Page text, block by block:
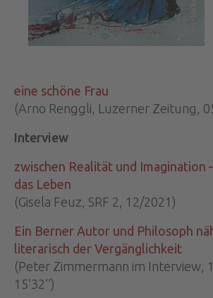
eine schöne Frau
(Arno Renggli, Luzerner Zeitung,
Interview
zwischen Realität und Imagination
das Leben
(Gisela Feuz, SRF 2, 12/2021)
Ein Berner Autor und Philosoph
literarisch der Vergänglichkeit
(Peter Zimmermann im Interview,
15’32’’)